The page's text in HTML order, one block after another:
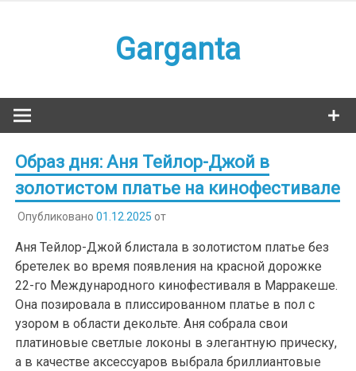
Garganta
Образ дня: Аня Тейлор-Джой в
золотистом платье на кинофестивале
Опубликовано 01.12.2025 от
Аня Тейлор-Джой блистала в золотистом платье без
бретелек во время появления на красной дорожке
22-го Международного кинофестиваля в Марракеше.
Она позировала в плиссированном платье в пол с
узором в области декольте. Аня собрала свои
платиновые светлые локоны в элегантную прическу,
а в качестве аксессуаров выбрала бриллиантовые